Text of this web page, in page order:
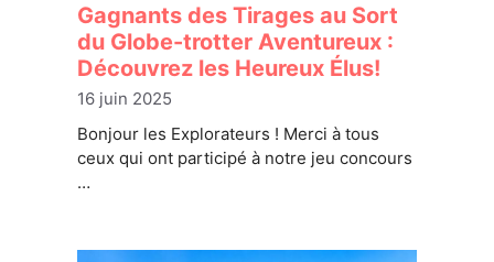
Gagnants des Tirages au Sort
du Globe-trotter Aventureux :
Découvrez les Heureux Élus!
16 juin 2025
Bonjour les Explorateurs ! Merci à tous
ceux qui ont participé à notre jeu concours
…